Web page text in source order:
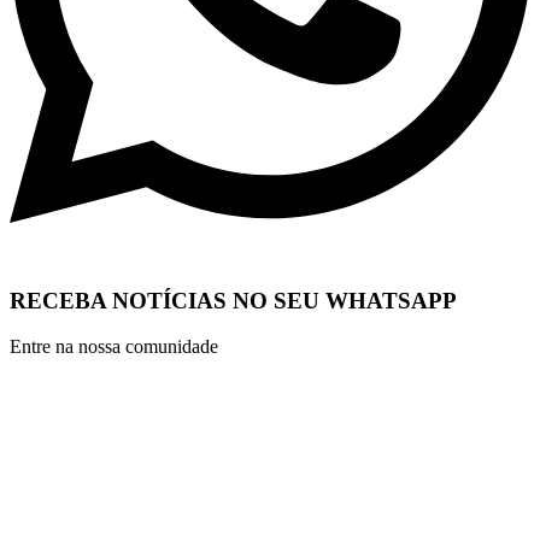
RECEBA NOTÍCIAS NO SEU WHATSAPP
Entre na nossa comunidade